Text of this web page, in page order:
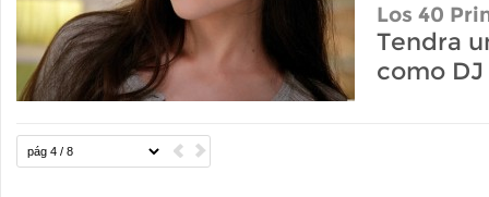
Los 40
Tendra
como DJ